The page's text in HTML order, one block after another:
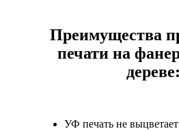
Преимущества
печати на
дереве:
УФ печать не